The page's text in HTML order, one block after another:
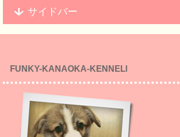
サイドバー
FUNKY-KANAOKA-KENNELl